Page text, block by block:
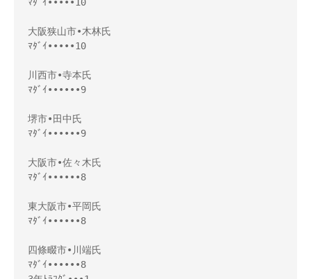
大阪狭山市•木林氏
ﾏﾀﾞｲ•••••10
川西市•寺本氏
ﾏﾀﾞｲ••••••9
堺市•田中氏
ﾏﾀﾞｲ••••••9
大阪市•佐々木氏
ﾏﾀﾞｲ••••••8
東大阪市•平岡氏
ﾏﾀﾞｲ••••••8
四條畷市•川端氏
ﾏﾀﾞｲ••••••8